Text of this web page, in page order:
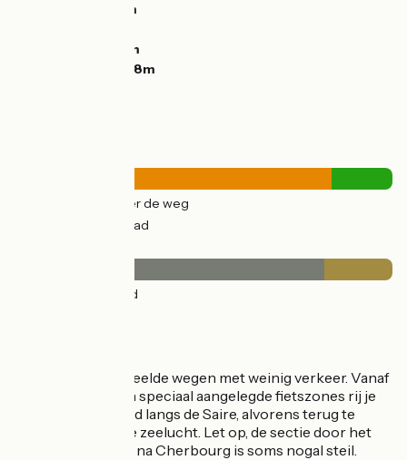
203m
0m
138m
(84%) Over de weg
(16%) Fietspad
(82%) Glad
Voornamelijk gedeelde wegen met weinig verkeer. Vanaf
Cherbourg en zijn speciaal aangelegde fietszones rij je
door het platteland langs de Saire, alvorens terug te
keren naar de zilte zeelucht. Let op, de sectie door het
bocagelandschap na Cherbourg is soms nogal steil.